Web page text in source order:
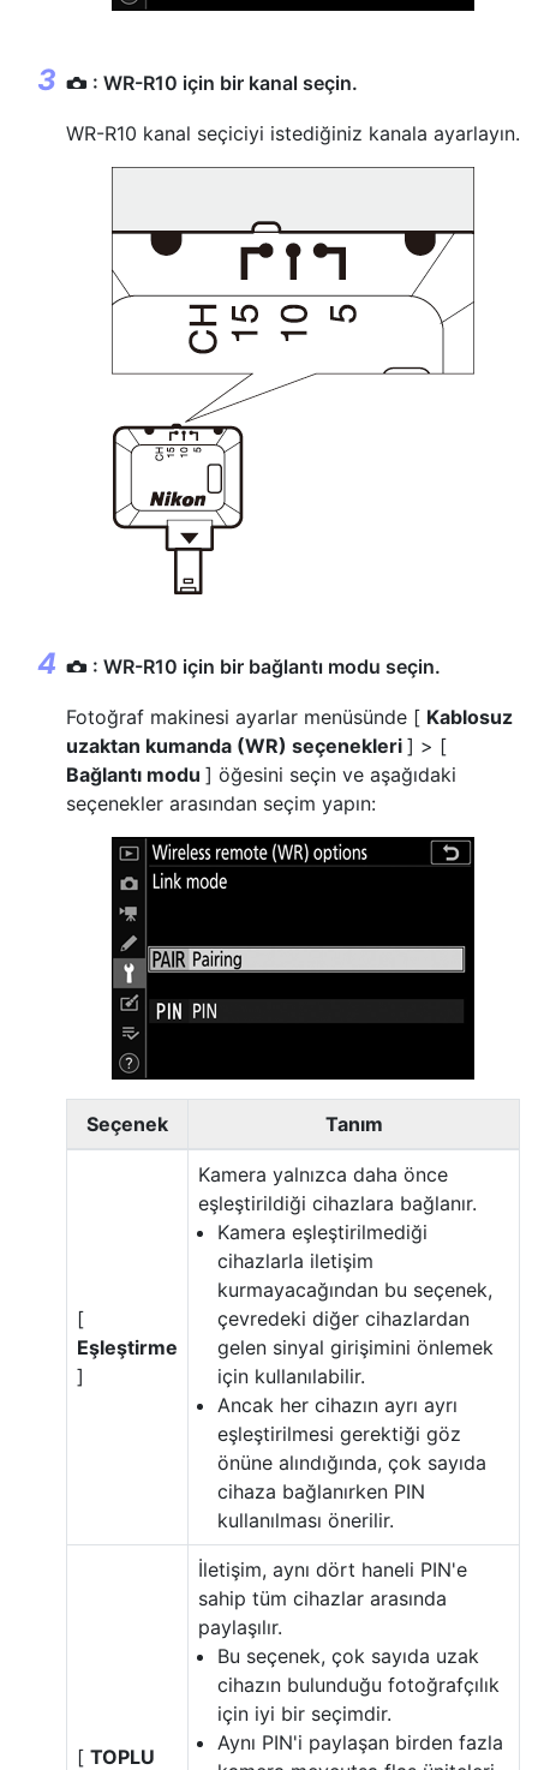
C : WR-R10 için bir kanal seçin.
WR-R10 kanal seçiciyi istediğiniz kanala ayarlayın.
C : WR-R10 için bir bağlantı modu seçin.
Fotoğraf makinesi ayarlar menüsünde [ Kablosuz
uzaktan kumanda (WR) seçenekleri ] > [
Bağlantı modu ] öğesini seçin ve aşağıdaki
seçenekler arasından seçim yapın:
Seçenek Tanım
[
Eşleştirme
]
Kamera yalnızca daha önce
eşleştirildiği cihazlara bağlanır.
Kamera eşleştirilmediği
cihazlarla iletişim
kurmayacağından bu seçenek,
çevredeki diğer cihazlardan
gelen sinyal girişimini önlemek
için kullanılabilir.
Ancak her cihazın ayrı ayrı
eşleştirilmesi gerektiği göz
önüne alındığında, çok sayıda
cihaza bağlanırken PIN
kullanılması önerilir.
[ TOPLU
İletişim, aynı dört haneli PIN'e
sahip tüm cihazlar arasında
paylaşılır.
Bu seçenek, çok sayıda uzak
cihazın bulunduğu fotoğrafçılık
için iyi bir seçimdir.
Aynı PIN'i paylaşan birden fazla